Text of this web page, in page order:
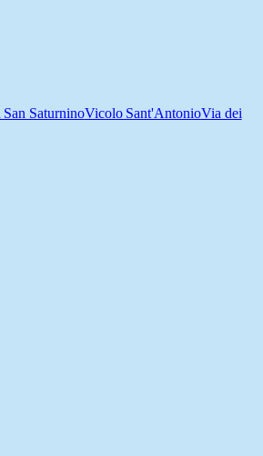
San SaturninoVicolo Sant'AntonioVia dei